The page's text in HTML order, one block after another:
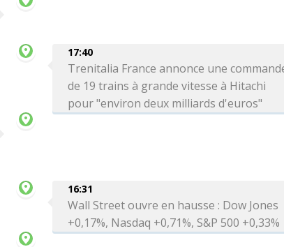
17:40
Trenitalia France annonce une
de 19 trains à grande vitesse à Hitachi
pour "environ deux milliards d'euros"
16:31
Wall Street ouvre en hausse : Dow Jones
+0,17%, Nasdaq +0,71%, S&P 500 +0,33%